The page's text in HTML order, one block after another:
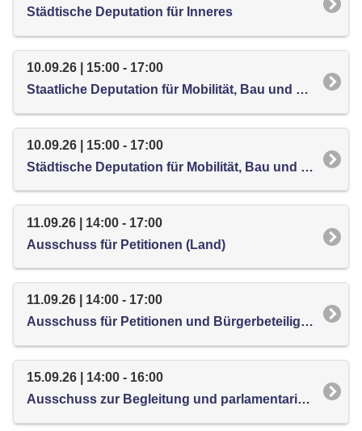
Städtische Deputation für Inneres
10.09.26 | 15:00 - 17:00
Staatliche Deputation für Mobilität, Bau und Stadtentwicklung
10.09.26 | 15:00 - 17:00
Städtische Deputation für Mobilität, Bau und Stadtentwicklung
11.09.26 | 14:00 - 17:00
Ausschuss für Petitionen (Land)
11.09.26 | 14:00 - 17:00
Ausschuss für Petitionen und Bürgerbeteiligung (Stadt)
15.09.26 | 14:00 - 16:00
Ausschuss zur Begleitung und parlamentarischen Kontrolle der Umsetzung der Empfehlungen der Enquetekommission "Klimaschutzst